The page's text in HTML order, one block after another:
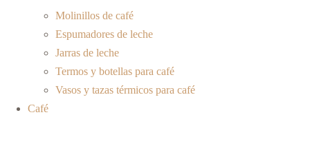
Molinillos de café
Espumadores de leche
Jarras de leche
Termos y botellas para café
Vasos y tazas térmicos para café
Café